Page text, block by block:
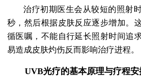
治疗初期医生会从较短的照射
秒，然后根据皮肤反应逐步增加。
循医嘱，不能自行延长照射时间追
易造成皮肤灼伤反而影响治疗进程。
UVB光疗的基本原理与疗程安